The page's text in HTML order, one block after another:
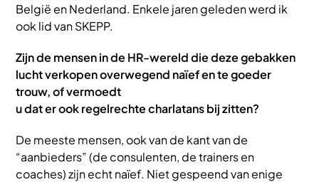
België en Nederland. Enkele jaren geleden werd ik
ook lid van SKEPP.
Zijn de mensen in de HR-wereld die deze gebakken
lucht verkopen overwegend naïef en te goeder
trouw, of vermoedt
u dat er ook regelrechte charlatans bij zitten?
De meeste mensen, ook van de kant van de
“aanbieders” (de consulenten, de trainers en
coaches) zijn echt naïef. Niet gespeend van enige